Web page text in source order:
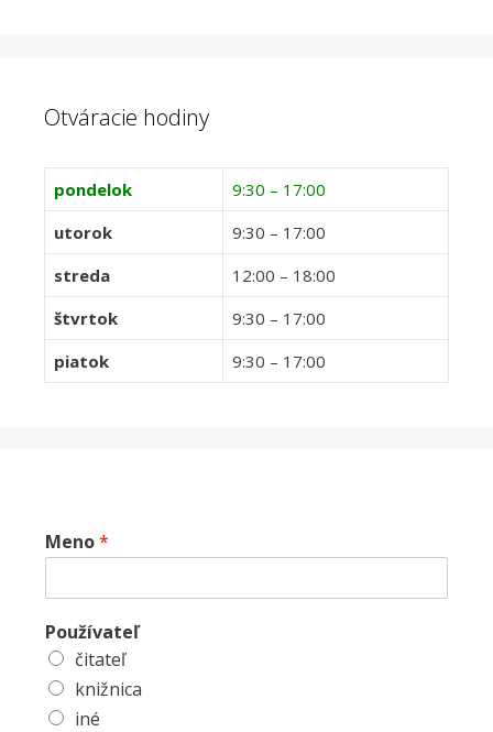
Otváracie hodiny
pondelok
9:30 – 17:00
utorok
9:30 – 17:00
streda
12:00 – 18:00
štvrtok
9:30 – 17:00
piatok
9:30 – 17:00
Meno*
Používateľ
čitateľ
knižnica
iné